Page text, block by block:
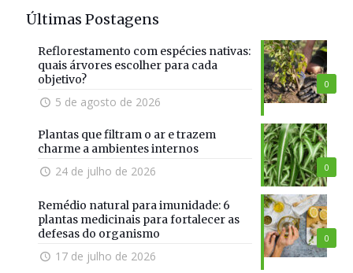
Últimas Postagens
0
Reflorestamento com espécies nativas:
quais árvores escolher para cada
objetivo?
5 de agosto de 2026
0
Plantas que filtram o ar e trazem
charme a ambientes internos
24 de julho de 2026
0
Remédio natural para imunidade: 6
plantas medicinais para fortalecer as
defesas do organismo
17 de julho de 2026